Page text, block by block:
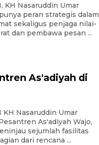
KH Nasaruddin Umar
peran strategis dalam
sekaligus penjaga nilai-
dan pembawa pesan ...
As'adiyah di
KH Nasaruddin Umar
As'adiyah Wajo,
sejumlah fasilitas
dari rencana ...